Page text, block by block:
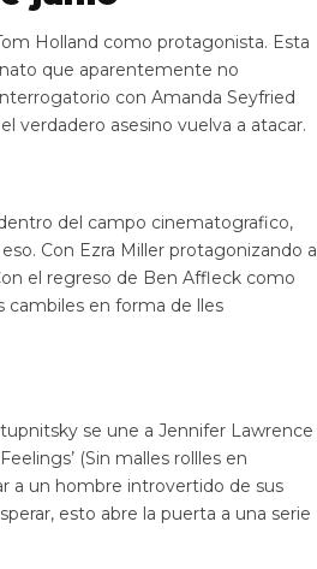
Holland como protagonista. Esta
que aparentemente no
con Amanda Seyfried
verdadero asesino vuelva a atacar.
del campo cinematografico,
Con Ezra Miller protagonizando a
el regreso de Ben Affleck como
cambiles en forma de lles
se une a Jennifer Lawrence
(Sin malles rollles en
a un hombre introvertido de sus
esto abre la puerta a una serie